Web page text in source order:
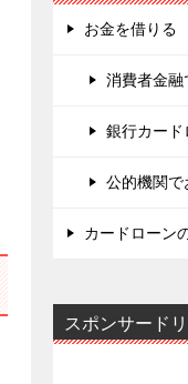
お金を借りる
消費者金融
銀行カード
公的機関で
カードローン
スポンサード